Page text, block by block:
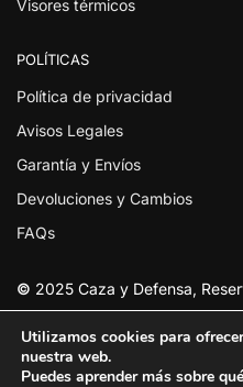
Visores térmicos
POLÍTICAS
Política de privacidad
Avisos Legales
Garantía y Envíos
Devoluciones y Cambios
FAQs
© 2025 Caza y Defensa,
Utilizamos cookies para
nuestra web.
Puedes aprender más sobre